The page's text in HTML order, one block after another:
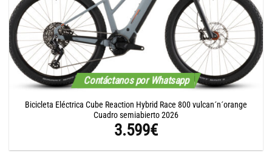
Contáctanos por Whatsapp
Bicicleta Eléctrica Cube Reaction Hybrid Race 800 vulcan´n´orange
Cuadro semiabierto 2026
3.599€